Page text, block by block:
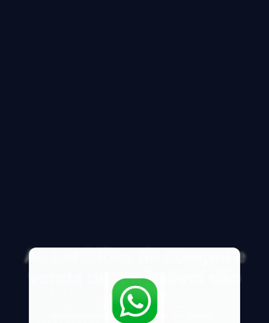
As certidões de compra e
venda de um imóvel são
pagas?
As cetid&otilde;es precisam ser pagas?